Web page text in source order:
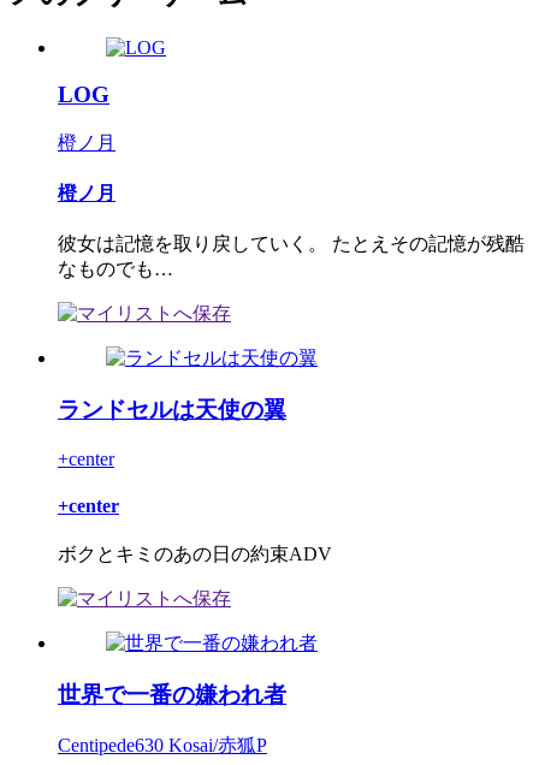
LOG
橙ノ月
橙ノ月
彼女は記憶を取り戻していく。 たとえその記憶が残酷
なものでも…
ランドセルは天使の翼
+center
+center
ボクとキミのあの日の約束ADV
世界で一番の嫌われ者
Centipede630 Kosai/赤狐P